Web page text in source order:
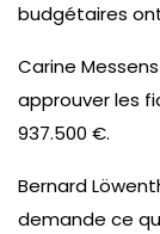
budgétaires
Carine
approuver les
937.500 €.
Bernard
demande ce